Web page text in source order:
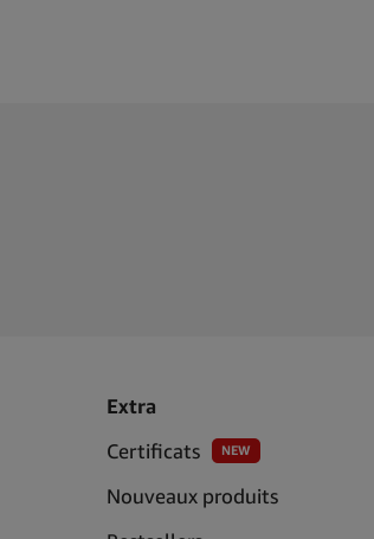
Extra
Certificats
NEW
Nouveaux produits